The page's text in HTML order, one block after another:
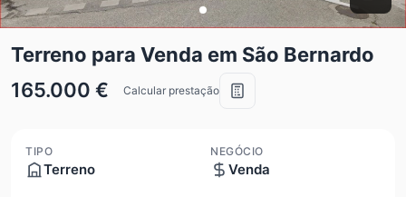
Terreno para Venda em São Bernardo
165.000 €
Calcular prestação
TIPO
Terreno
NEGÓCIO
Venda